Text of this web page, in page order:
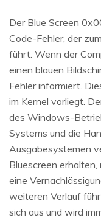
Der Blue Screen
Code-Fehler, der
führt. Wenn der
einen blauen
Fehler informiert.
im Kernel vorliegt.
des Windows-
Systems und die
Ausgabesystemen
Bluescreen
eine
weiteren Verlauf
sich aus und wird